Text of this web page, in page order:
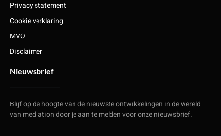
Privacy statement
Cookie verklaring
MVO
Disclaimer
Nieuwsbrief
Blijf op de hoogte van de nieuwste ontwikkelingen in de wereld
van mediation door je aan te melden voor onze nieuwsbrief.